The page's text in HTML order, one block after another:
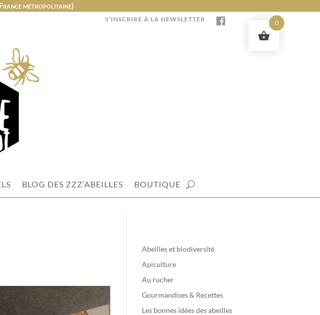
métropolitaine)
S’INSCRIRE À LA NEWSLETTER
BLOG DES ZZZ’ABEILLES BOUTIQUE
Abeilles et biodiversité
Apiculture
Au rucher
Gourmandises & Recettes
Les bonnes idées des abeilles
0